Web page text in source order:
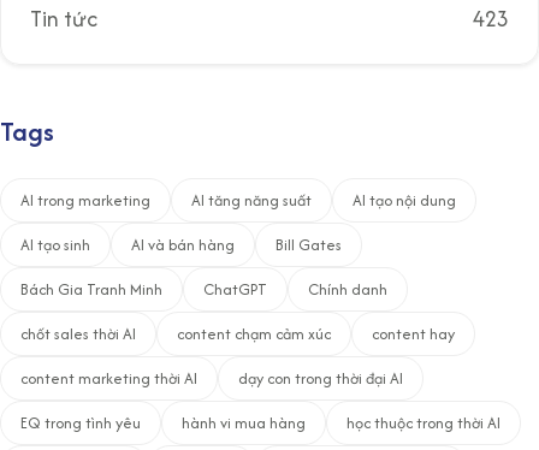
Tin tức
423
Tags
AI trong marketing AI tăng năng suất
AI tạo nội dung
AI tạo sinh
AI và bán hàng
Bill Gates
Bách Gia Tranh Minh
ChatGPT
Chính danh
chốt sales thời AI
content chạm cảm xúc
content hay
content marketing thời AI
dạy con trong thời đại AI
EQ trong tình yêu
hành vi mua hàng
học thuộc trong thời AI